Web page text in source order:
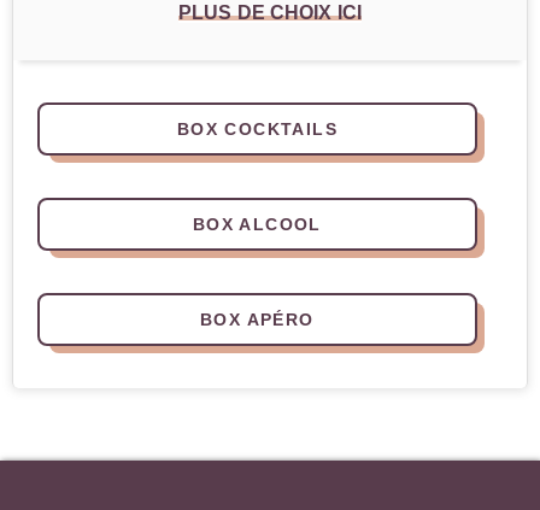
PLUS DE CHOIX ICI
BOX COCKTAILS
BOX ALCOOL
BOX APÉRO